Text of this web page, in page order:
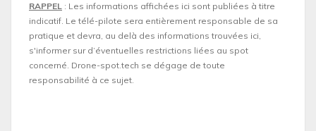
RAPPEL : Les informations affichées ici sont publiées à titre
indicatif. Le télé-pilote sera entièrement responsable de sa
pratique et devra, au delà des informations trouvées ici,
s'informer sur d’éventuelles restrictions liées au spot
concerné. Drone-spot.tech se dégage de toute
responsabilité à ce sujet.